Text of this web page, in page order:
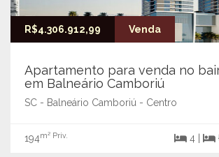
R$4.306.912,99 Venda
Apartamento para venda no
em Balneário Camboriú
SC - Balneário Camboriú - Centro
194m² Priv. 4 |